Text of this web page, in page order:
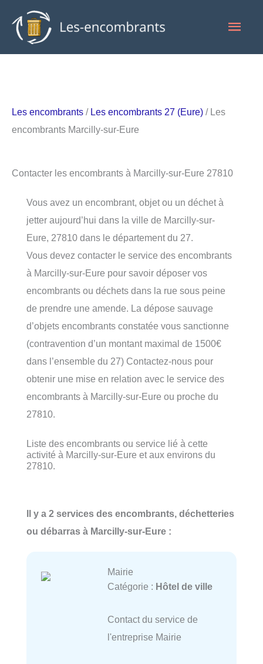
contenu
Les encombrants / Les encombrants 27 (Eure) / Les
encombrants Marcilly-sur-Eure
Contacter les encombrants à Marcilly-sur-Eure 27810
Vous avez un encombrant, objet ou un déchet à
jetter aujourd’hui dans la ville de Marcilly-sur-
Eure, 27810 dans le département du 27.
Vous devez contacter le service des encombrants
à Marcilly-sur-Eure pour savoir déposer vos
encombrants ou déchets dans la rue sous peine
de prendre une amende. La dépose sauvage
d’objets encombrants constatée vous sanctionne
(contravention d’un montant maximal de 1500€
dans l’ensemble du 27) Contactez-nous pour
obtenir une mise en relation avec le service des
encombrants à Marcilly-sur-Eure ou proche du
27810.
Liste des encombrants ou service lié à cette
activité à Marcilly-sur-Eure et aux environs du
27810.
Il y a 2 services des encombrants, déchetteries
ou débarras à Marcilly-sur-Eure :
Mairie
Catégorie : Hôtel de ville
Contact du service de
l'entreprise Mairie